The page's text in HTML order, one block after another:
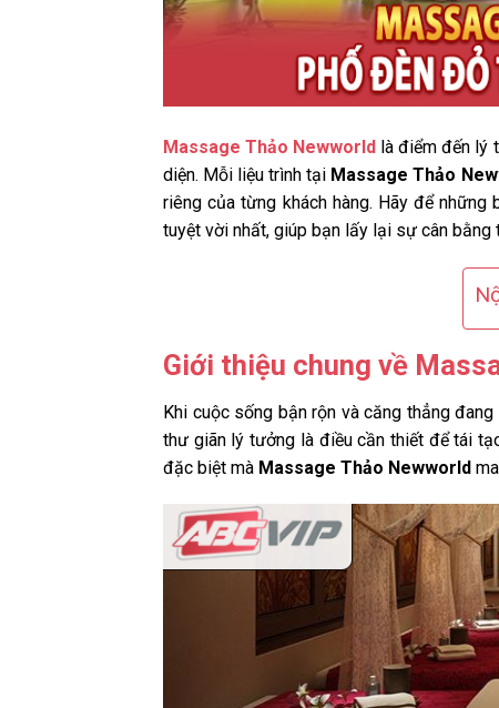
Massage Thảo Newworld là điểm đến lý
diện. Mỗi liệu trình tại Massage Thảo
riêng của từng khách hàng. Hãy để
tuyệt vời nhất, giúp bạn lấy lại sự cân
Giới thiệu chung về
Khi cuộc sống bận rộn và căng thẳng
thư giãn lý tưởng là điều cần thiết để tái
đặc biệt mà Massage Thảo Newworld